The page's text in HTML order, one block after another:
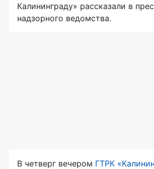
Калининграду» рассказали в
надзорного ведомства.
В четверг вечером ГТРК